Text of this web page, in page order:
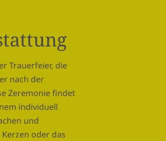
Trauerfeier, die
nach der
Zeremonie findet
individuell
und
oder das